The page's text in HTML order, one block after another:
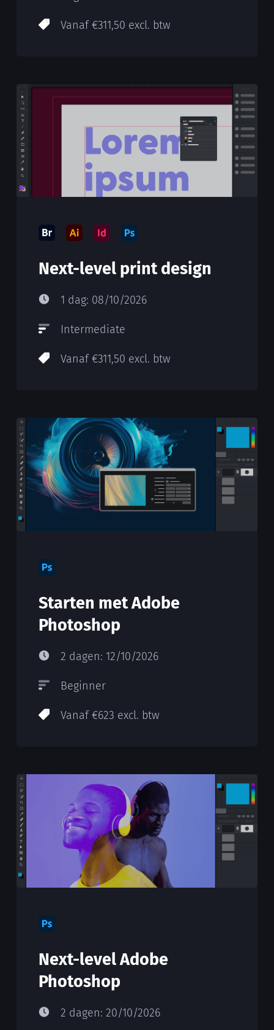
Vanaf €311,50 excl. btw
Next-level print design
1 dag: 08/10/2026
Intermediate
Vanaf €311,50 excl. btw
Starten met Adobe
Photoshop
2 dagen: 12/10/2026
Beginner
Vanaf €623 excl. btw
Next-level Adobe
Photoshop
2 dagen: 20/10/2026